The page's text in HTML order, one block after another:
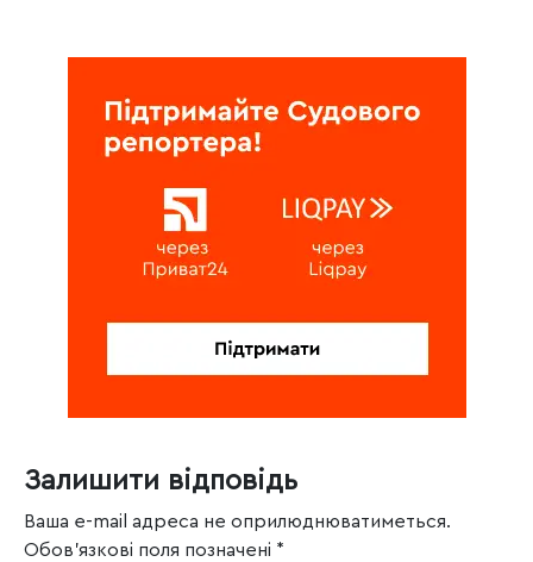
Залишити відповідь
Ваша e-mail адреса не оприлюднюватиметься.
Обов’язкові поля позначені *